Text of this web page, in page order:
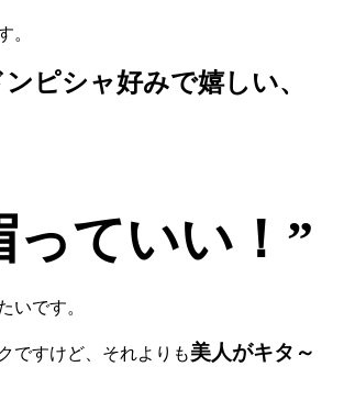
。
ンピシャ好みで嬉しい、
っていい ！”
いです。
ですけど、それよりも美人がキタ～